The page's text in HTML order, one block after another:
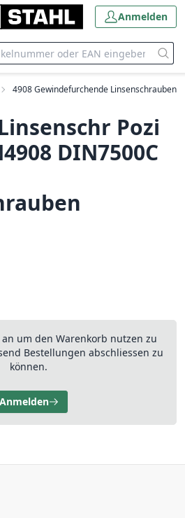
Anmelden
4908 Gewindefurchende Linsenschrauben
Pozi
DIN7500C
um den Warenkorb nutzen zu
Bestellungen abschliessen zu
können.
Anmelden